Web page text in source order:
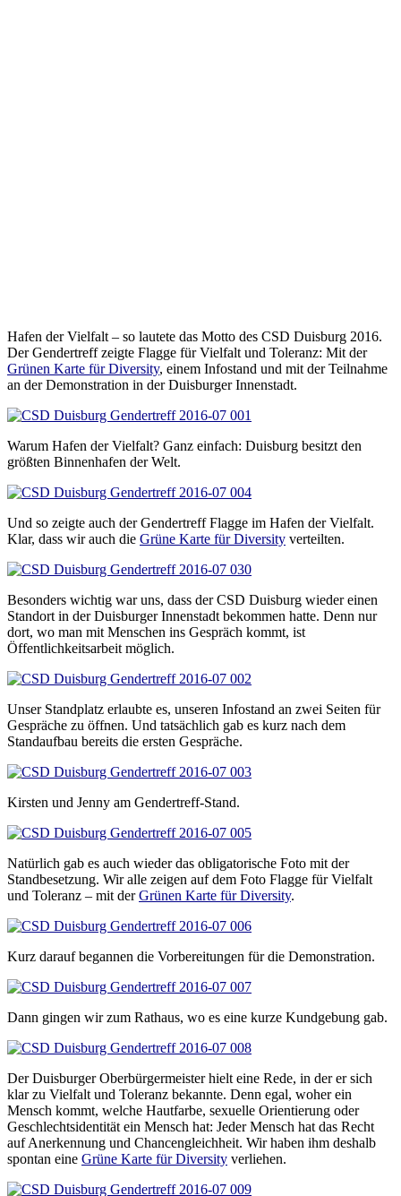
Hafen der Vielfalt – so lautete das Motto des CSD Duisburg 2016.
Der Gendertreff zeigte Flagge für Vielfalt und Toleranz: Mit der
Grünen Karte für Diversity, einem Infostand und mit der Teilnahme
an der Demonstration in der Duisburger Innenstadt.
Warum Hafen der Vielfalt? Ganz einfach: Duisburg besitzt den
größten Binnenhafen der Welt.
Und so zeigte auch der Gendertreff Flagge im Hafen der Vielfalt.
Klar, dass wir auch die Grüne Karte für Diversity verteilten.
Besonders wichtig war uns, dass der CSD Duisburg wieder einen
Standort in der Duisburger Innenstadt bekommen hatte. Denn nur
dort, wo man mit Menschen ins Gespräch kommt, ist
Öffentlichkeitsarbeit möglich.
Unser Standplatz erlaubte es, unseren Infostand an zwei Seiten für
Gespräche zu öffnen. Und tatsächlich gab es kurz nach dem
Standaufbau bereits die ersten Gespräche.
Kirsten und Jenny am Gendertreff-Stand.
Natürlich gab es auch wieder das obligatorische Foto mit der
Standbesetzung. Wir alle zeigen auf dem Foto Flagge für Vielfalt
und Toleranz – mit derGrünen Karte für Diversity.
Kurz darauf begannen die Vorbereitungen für die Demonstration.
Dann gingen wir zum Rathaus, wo es eine kurze Kundgebung gab.
Der Duisburger Oberbürgermeister hielt eine Rede, in der er sich
klar zu Vielfalt und Toleranz bekannte. Denn egal, woher ein
Mensch kommt, welche Hautfarbe, sexuelle Orientierung oder
Geschlechtsidentität ein Mensch hat: Jeder Mensch hat das Recht
auf Anerkennung und Chancengleichheit. Wir haben ihm deshalb
spontan eine Grüne Karte für Diversity verliehen.